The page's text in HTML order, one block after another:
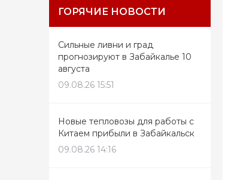
ГОРЯЧИЕ НОВОСТИ
Сильные ливни и град
прогнозируют в Забайкалье 10
августа
09.08.26 15:51
Новые тепловозы для работы с
Китаем прибыли в Забайкальск
09.08.26 14:16